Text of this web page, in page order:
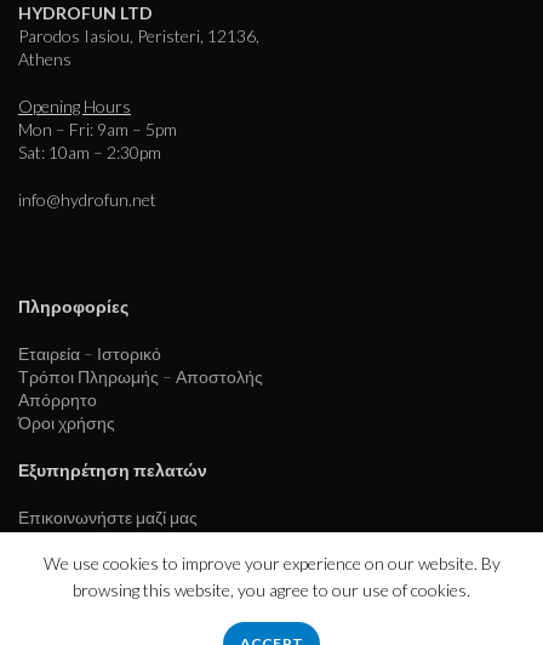
HYDROFUN LTD
Parodos Iasiou, Peristeri, 12136,
Athens
Opening Hours
Mon – Fri: 9am – 5pm
Sat: 10am – 2:30pm
info@hydrofun.net
Πληροφορίες
Εταιρεία – Ιστορικό
Τρόποι Πληρωμής – Αποστολής
Απόρρητο
Όροι χρήσης
Εξυπηρέτηση πελατών
Επικοινωνήστε μαζί μας
We use cookies to improve your experience on our website. By
browsing this website, you agree to our use of cookies.